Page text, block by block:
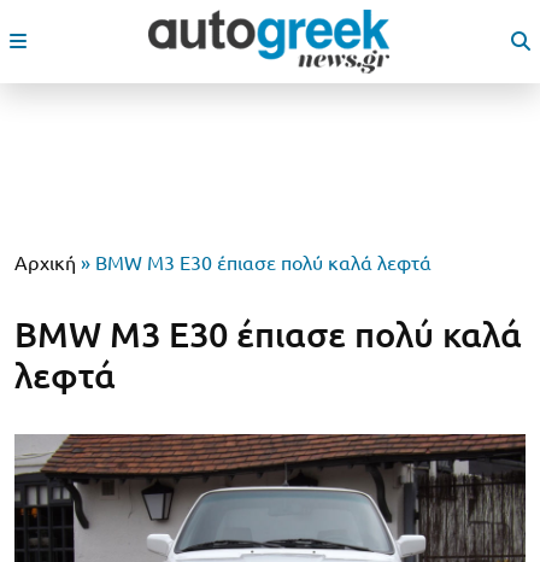
Αρχική » BMW M3 E30 έπιασε πολύ καλά λεφτά
BMW M3 E30 έπιασε πολύ καλά
λεφτά